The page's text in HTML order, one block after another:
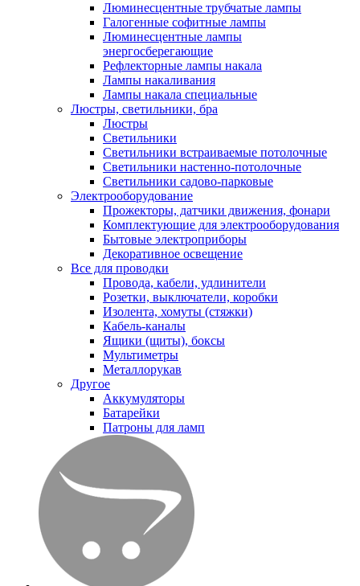
Люминесцентные трубчатые лампы
Галогенные софитные лампы
Люминесцентные лампы
энергосберегающие
Рефлекторные лампы накала
Лампы накаливания
Лампы накала специальные
Люстры, светильники, бра
Люстры
Светильники
Светильники встраиваемые потолочные
Светильники настенно-потолочные
Светильники садово-парковые
Электрооборудование
Прожекторы, датчики движения, фонари
Комплектующие для электрооборудования
Бытовые электроприборы
Декоративное освещение
Все для проводки
Провода, кабели, удлинители
Розетки, выключатели, коробки
Изолента, хомуты (стяжки)
Кабель-каналы
Ящики (щиты), боксы
Мультиметры
Металлорукав
Другое
Аккумуляторы
Батарейки
Патроны для ламп